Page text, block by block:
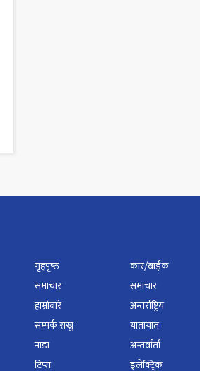
गृहपृष्‍ठ
समाचार
हाम्रोबारे
सम्पर्क राख्नु
नाडा
टिप्स
कार/बाईक
समाचार
अन्तर्राष्ट्रिय
यातायात
अन्तर्वार्ता
इलेक्ट्रिक